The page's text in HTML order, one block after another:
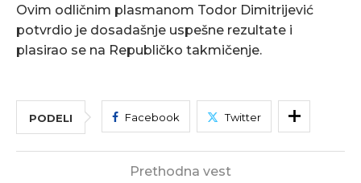
Ovim odličnim plasmanom Todor Dimitrijević
potvrdio je dosadašnje uspešne rezultate i
plasirao se na Republičko takmičenje.
PODELI Facebook Twitter
Prethodna vest